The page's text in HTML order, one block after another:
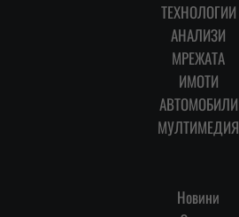
ТЕХНОЛОГИИ
АНАЛИЗИ
МРЕЖАТА
ИМОТИ
АВТОМОБИЛИ
МУЛТИМЕДИЯ
Новини